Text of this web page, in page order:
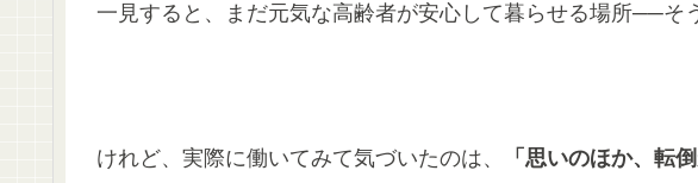
一見すると、まだ元気な高齢者が安心して暮らせる場所──そ
けれど、実際に働いてみて気づいたのは、 「思いのほか、転倒